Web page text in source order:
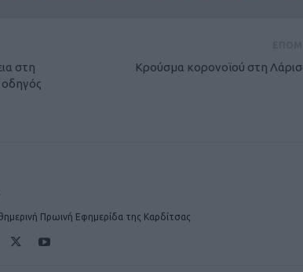
στη
Κρούσμα κορονοϊού στη
Πρωινή Εφημερίδα της Καρδίτσας